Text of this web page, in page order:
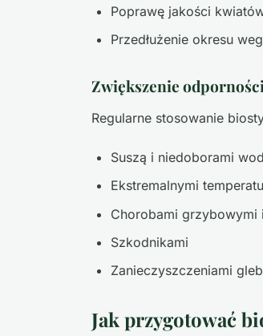
Poprawę jakości
Przedłużenie okresu
Zwiększenie
Regularne stosowanie
Suszą i niedoborami
Ekstremalnymi
Chorobami grzybowymi
Szkodnikami
Zanieczyszczeniami
Jak przygotować